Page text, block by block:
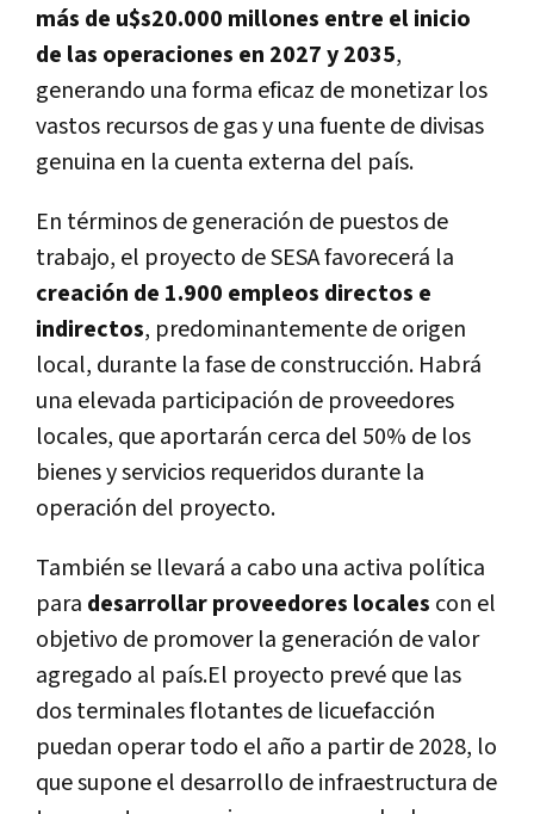
más de u$s20.000 millones entre el inicio
de las operaciones en 2027 y 2035,
generando una forma eficaz de monetizar los
vastos recursos de gas y una fuente de divisas
genuina en la cuenta externa del país.
En términos de generación de puestos de
trabajo, el proyecto de SESA favorecerá la
creación de 1.900 empleos directos e
indirectos, predominantemente de origen
local, durante la fase de construcción. Habrá
una elevada participación de proveedores
locales, que aportarán cerca del 50% de los
bienes y servicios requeridos durante la
operación del proyecto.
También se llevará a cabo una activa política
para desarrollar proveedores locales con el
objetivo de promover la generación de valor
agregado al país.El proyecto prevé que las
dos terminales flotantes de licuefacción
puedan operar todo el año a partir de 2028, lo
que supone el desarrollo de infraestructura de